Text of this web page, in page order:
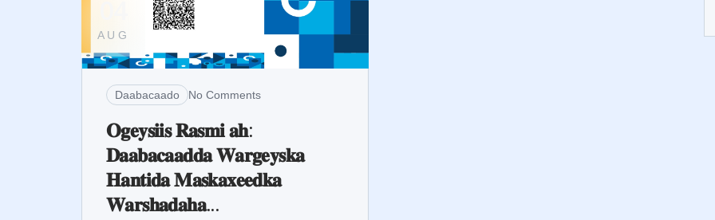
AUG
Daabacaado No Comments
𝐎𝐠𝐞𝐲𝐬𝐢𝐢𝐬 𝐑𝐚𝐬𝐦𝐢 𝐚𝐡:
𝐃𝐚𝐚𝐛𝐚𝐜𝐚𝐚𝐝𝐝𝐚 𝐖𝐚𝐫𝐠𝐞𝐲𝐬𝐤𝐚
𝐇𝐚𝐧𝐭𝐢𝐝𝐚 𝐌𝐚𝐬𝐤𝐚𝐱𝐞𝐞𝐝𝐤𝐚
𝐖𝐚𝐫𝐬𝐡𝐚𝐝𝐚𝐡𝐚...